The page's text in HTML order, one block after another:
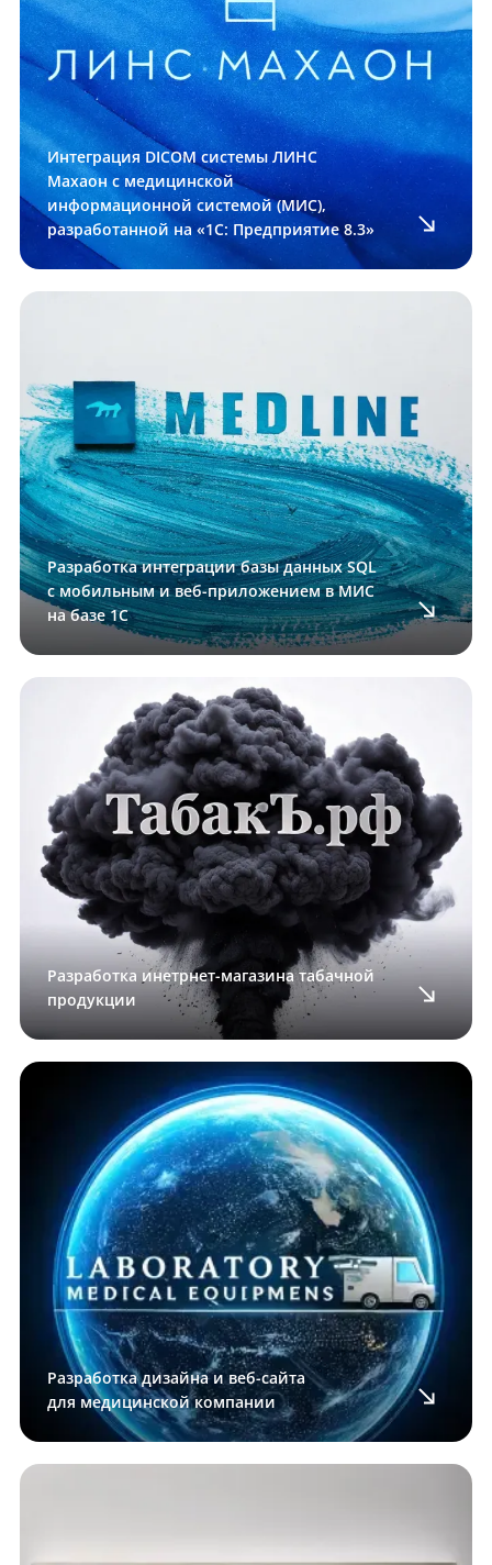
Интеграция DICOM системы ЛИНС
Махаон с медицинской
информационной системой (МИС),
разработанной на «1С: Предприятие 8.3»
Разработка интеграции базы данных SQL
с мобильным и веб-приложением в МИС
на базе 1С
Разработка инетрнет-магазина табачной
продукции
Разработка дизайна и веб-сайта
для медицинской компании